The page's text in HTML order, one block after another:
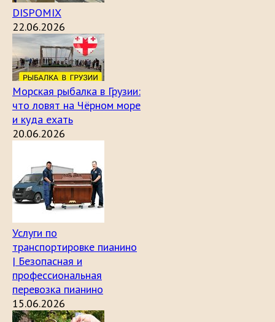
DISPOMIX
22.06.2026
Морская рыбалка в Грузии:
что ловят на Чёрном море
и куда ехать
20.06.2026
Услуги по
транспортировке пианино
| Безопасная и
профессиональная
перевозка пианино
15.06.2026